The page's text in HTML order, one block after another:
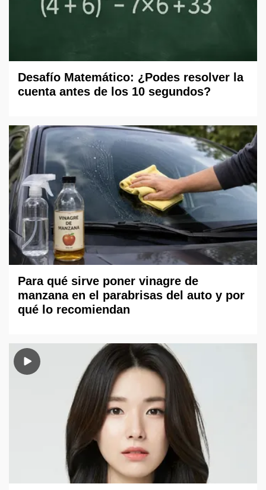
Desafío Matemático: ¿Podes resolver la
cuenta antes de los 10 segundos?
Para qué sirve poner vinagre de
manzana en el parabrisas del auto y por
qué lo recomiendan